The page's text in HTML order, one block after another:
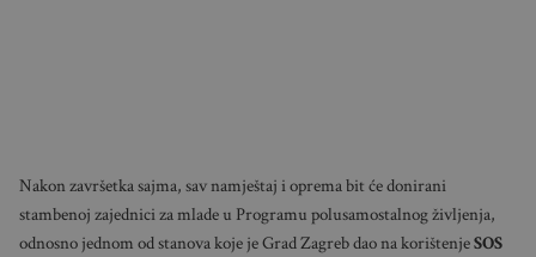
Nakon završetka sajma, sav namještaj i oprema bit će donirani
stambenoj zajednici za mlade u Programu polusamostalnog življenja,
odnosno jednom od stanova koje je Grad Zagreb dao na korištenjeSOS